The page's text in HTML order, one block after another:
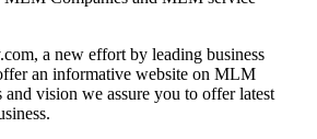
a new effort by leading business
an informative website on MLM
and vision we assure you to offer latest